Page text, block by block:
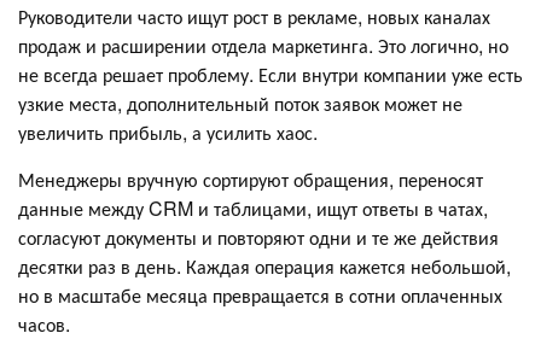
Руководители часто ищут рост в рекламе, новых каналах
продаж и расширении отдела маркетинга. Это логично, но
не всегда решает проблему. Если внутри компании уже есть
узкие места, дополнительный поток заявок может не
увеличить прибыль, а усилить хаос.
Менеджеры вручную сортируют обращения, переносят
данные между CRM и таблицами, ищут ответы в чатах,
согласуют документы и повторяют одни и те же действия
десятки раз в день. Каждая операция кажется небольшой,
но в масштабе месяца превращается в сотни оплаченных
часов.